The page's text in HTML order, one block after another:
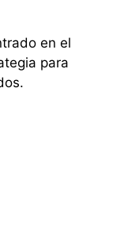
en el
para